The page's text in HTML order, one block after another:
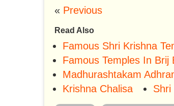
« Previous
Read Also
Famous Shri Krishna
Famous Temples In Brij
Madhurashtakam
Krishna Chalisa
Shri